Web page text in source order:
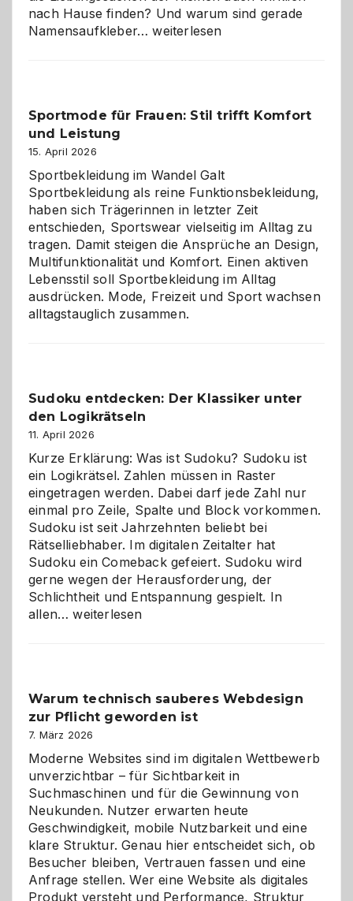
nach Hause finden? Und warum sind gerade
Namensaufkleber…Namensaufkleber
gegen
Chaos
weiterlesen
Sportmode für Frauen: Stil trifft Komfort
und Leistung
15. April 2026
Sportbekleidung im Wandel Galt
Sportbekleidung als reine Funktionsbekleidung,
haben sich Trägerinnen in letzter Zeit
entschieden, Sportswear vielseitig im Alltag zu
tragen. Damit steigen die Ansprüche an Design,
Multifunktionalität und Komfort. Einen aktiven
Lebensstil soll Sportbekleidung im Alltag
ausdrücken. Mode, Freizeit und Sport wachsen
alltagstauglich zusammen.
Sudoku entdecken: Der Klassiker unter
den Logikrätseln
11. April 2026
Kurze Erklärung: Was ist Sudoku? Sudoku ist
ein Logikrätsel. Zahlen müssen in Raster
eingetragen werden. Dabei darf jede Zahl nur
einmal pro Zeile, Spalte und Block vorkommen.
Sudoku ist seit Jahrzehnten beliebt bei
Rätselliebhaber. Im digitalen Zeitalter hat
Sudoku ein Comeback gefeiert. Sudoku wird
gerne wegen der Herausforderung, der
Schlichtheit und Entspannung gespielt. In
allen…Sudoku
den
Logikrätseln
weiterlesen
Warum technisch sauberes Webdesign
zur Pflicht geworden ist
7. März 2026
Moderne Websites sind im digitalen Wettbewerb
unverzichtbar – für Sichtbarkeit in
Suchmaschinen und für die Gewinnung von
Neukunden. Nutzer erwarten heute
Geschwindigkeit, mobile Nutzbarkeit und eine
klare Struktur. Genau hier entscheidet sich, ob
Besucher bleiben, Vertrauen fassen und eine
Anfrage stellen. Wer eine Website als digitales
Produkt versteht und Performance, Struktur